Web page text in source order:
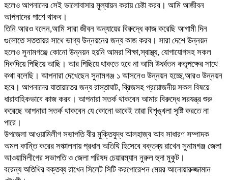
হলেও আপনাদের সেই ভালোবাসার মূল্যায়ন করায় চেষ্টা করব। আমি আজীবন
আপনাদের পাশে থাকব।
তিনি আরও বলেন,আমি সারা জীবন অন্যায়ের বিরুদ্ধে কাজ করেছি আগামী দিন
গুলোতে সততায়র সাথে ভাগ্য উন্নয়নের জন্য কাজ করব। সারা দেশে উন্নয়ন
হলেও সুনামগঞ্জে কোনো উন্নয়ন হয়নি আমরা শিক্ষা,স্বাস্থ্য, যোগাযোগসহ সকল
দিকদিয়ে পিছিয়ে আছি। আর পিছিয়ে থাকতে হবে না আমি উধর্বতন কতৃপক্ষের সাথে
কথা বলেছি। আপনারা দেখেছেন সুনামগঞ্জ ১ আসনেও উন্নয়ন হচ্ছে,আরও উন্নয়ন
হবে। আপনাদের যাতায়াতের জন্য রাস্তাঘাট, ব্রিজসহ প্রয়োজনীয় সকল বিষয়ে
ধারাবাহিকভাবে কাজ করব। আপনারা সতর্ক থাকবেন আমার বিরুদ্ধে সরযন্ত্র শুরু
করেছে আপনারা সতর্ক থাকবেন যে কোনো ভাবেই তারা বিশৃঙ্খলা সৃষ্টি করতে না
পারে।
উপজেলা আওয়ামিলীগ সভাপতি বীর মুক্তিযুদ্ধ আলহাজ্ব আব সাধারণ সম্পাদক
অমল কান্তি করের সঞ্চালনায় প্রধান অতিথি হিসেবে বক্তব্য রাখেন সুনামগঞ্জ জেলা
আওয়ামিলীগের সভাপতি ও জেলা পরিষদ চেয়ারম্যান নুরুল হুদা মুকুট।
বরেন্য অতিথির বক্তব্য রাখেন সিলেট সিটি করপোরেশন মেয়র আনোয়ারুজ্জামান